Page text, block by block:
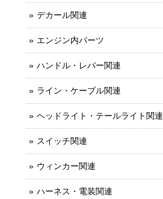
デカール関連
エンジン内パーツ
ハンドル・レバー関連
ライン・ケーブル関連
ヘッドライト・テールライト関連
スイッチ関連
ウィンカー関連
ハーネス・電装関連